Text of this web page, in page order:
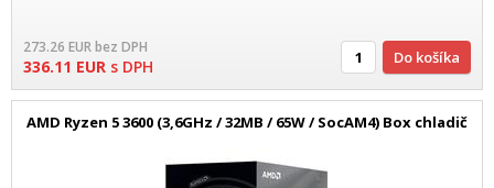
273.26 EURbez DPH
336.11 EUR s DPH Do košíka
AMD Ryzen 5 3600 (3,6GHz / 32MB / 65W / SocAM4) Box chladič